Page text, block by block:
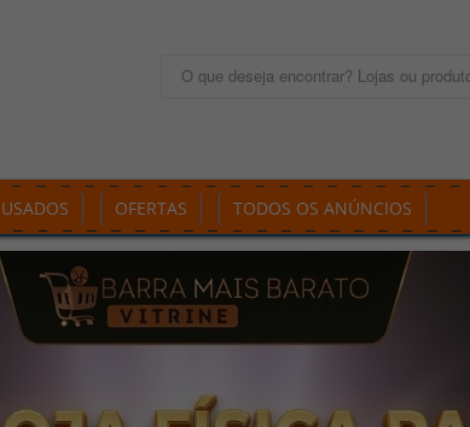
USADOS OFERTAS TODOS OS ANÚNCIOS